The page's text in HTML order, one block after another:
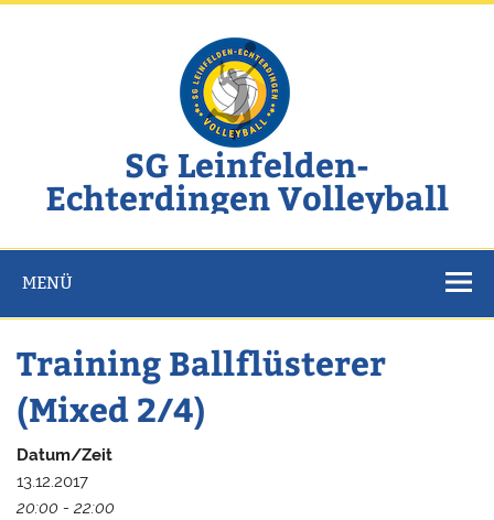
Zum
SG Leinfelden-
Echterdingen Volleyball
MENÜ
Training Ballflüsterer
(Mixed 2/4)
Datum/Zeit
13.12.2017
20:00 - 22:00